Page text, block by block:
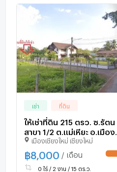
เช่า ที่ดิน
ให้เช่าที่ดิน 215 ตรว. ซ.รัตน
สาขา 1/2 ต.แม่เหียะ อ.เมือง
เชียงใหม่ Line: @katagent
เมืองเชียงใหม่ เชียงใหม่
฿8,000 / เดือน
0 ไร่ / 2 งาน / 15 ตร.ว.